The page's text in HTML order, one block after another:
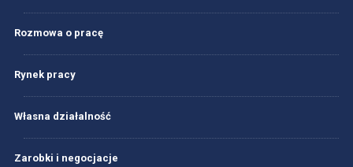
Rozmowa o pracę
Rynek pracy
Własna działalność
Zarobki i negocjacje